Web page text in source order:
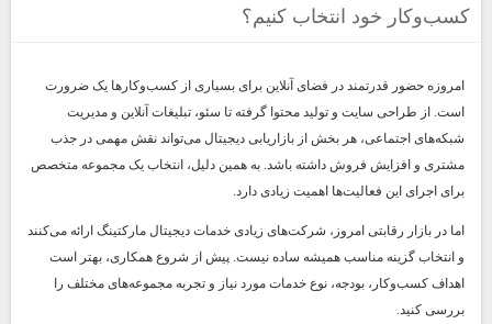
کسب‌وکار خود انتخاب کنیم؟
امروزه حضور قدرتمند در فضای آنلاین برای بسیاری از کسب‌وکارها یک ضرورت
است. از طراحی سایت و تولید محتوا گرفته تا سئو، تبلیغات آنلاین و مدیریت
شبکه‌های اجتماعی، هر بخش از بازاریابی دیجیتال می‌تواند نقش مهمی در جذب
مشتری و افزایش فروش داشته باشد. به همین دلیل، انتخاب یک مجموعه متخصص
برای اجرای این فعالیت‌ها اهمیت زیادی دارد.
اما در بازار رقابتی امروز، شرکت‌های زیادی خدمات دیجیتال مارکتینگ ارائه می‌کنند
و انتخاب گزینه مناسب همیشه ساده نیست. پیش از شروع همکاری، بهتر است
اهداف کسب‌وکار، بودجه، نوع خدمات مورد نیاز و تجربه مجموعه‌های مختلف را
بررسی کنید.